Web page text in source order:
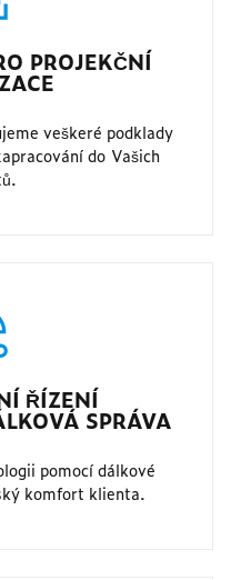
PROJEKČNÍ
veškeré podklady
do Vašich
ŘÍZENÍ
SPRÁVA
pomocí dálkové
komfort klienta.